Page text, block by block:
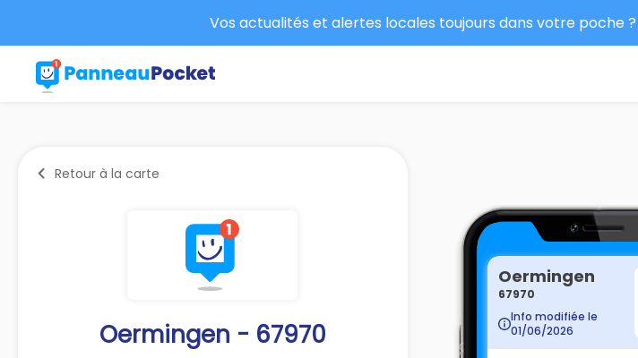
Vos actualités et alertes locales toujours dans votre poche ?
Retour à la carte
Oermingen - 67970
Oermingen
67970
Info modifiée le
01/06/2026